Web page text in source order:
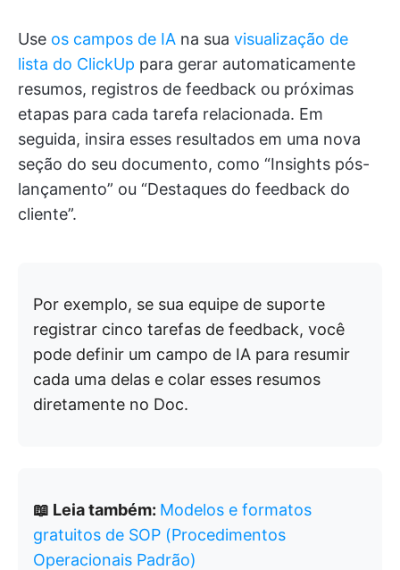
Use os campos de IA na sua visualização de
lista do ClickUp para gerar automaticamente
resumos, registros de feedback ou próximas
etapas para cada tarefa relacionada. Em
seguida, insira esses resultados em uma nova
seção do seu documento, como “Insights pós-
lançamento” ou “Destaques do feedback do
cliente”.
Por exemplo, se sua equipe de suporte
registrar cinco tarefas de feedback, você
pode definir um campo de IA para resumir
cada uma delas e colar esses resumos
diretamente no Doc.
📖 Leia também: Modelos e formatos
gratuitos de SOP (Procedimentos
Operacionais Padrão)